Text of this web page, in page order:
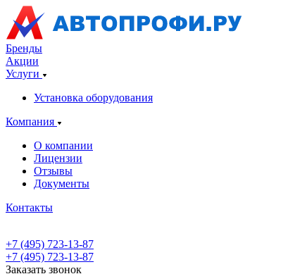
Бренды
Акции
Услуги
Установка оборудования
Компания
О компании
Лицензии
Отзывы
Документы
Контакты
+7 (495) 723-13-87
+7 (495) 723-13-87
Заказать звонок